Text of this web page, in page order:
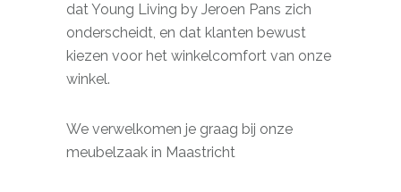
dat Young Living by Jeroen Pans zich
onderscheidt, en dat klanten bewust
kiezen voor het winkelcomfort van onze
winkel.
We verwelkomen je graag bij onze
meubelzaak in Maastricht